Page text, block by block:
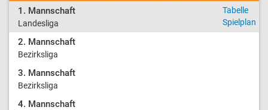
Tabelle
Spielplan
1. Mannschaft
Landesliga
2. Mannschaft
Bezirksliga
3. Mannschaft
Bezirksliga
4. Mannschaft